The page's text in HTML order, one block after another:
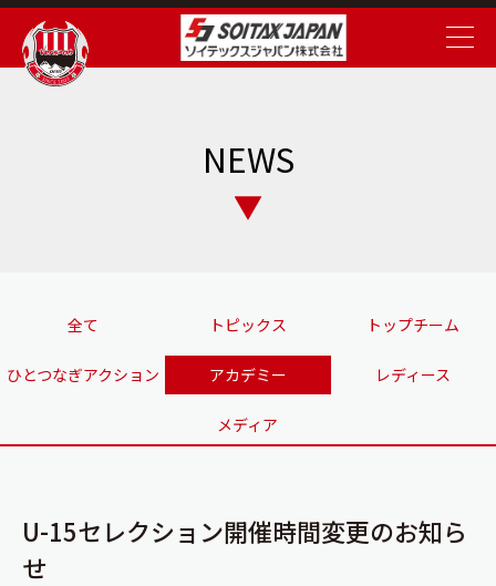
NEWS
全て トピックス トップチーム
ひとつなぎアクション アカデミー レディース
メディア
U-15セレクション開催時間変更のお知ら
せ